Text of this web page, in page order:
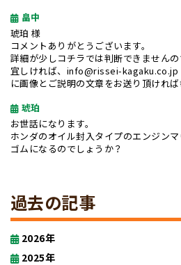
畠中
琥珀 様
コメントありがとうございます。
詳細が少しコチラでは判断できませんの
宜しければ、info@rissei-kagaku.co.jp
に画像とご説明の文章をお送り頂ければ
琥珀
お世話になります。
ホンダのオイル封入タイプのエンジン
ゴムになるのでしょうか？
過去の記事
2026年
2025年